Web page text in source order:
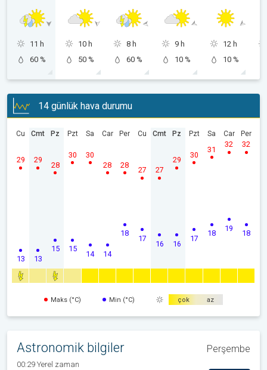
11 h
60 %
10 h
50 %
8 h
60 %
9 h
10 %
12 h
10 %
14 günlük hava durumu
Cu
13
29
Cmt
13
29
Pz
15
28
Pzt
15
30
Sa
14
30
Car
14
28
Per
18
28
Cu
17
27
Cmt
16
27
Pz
16
29
Pzt
17
30
Sa
18
31
Car
19
32
Per
18
32
Maks (°C) Min (°C) çok az
Astronomik bilgiler Perşembe
00:29 Yerel zaman